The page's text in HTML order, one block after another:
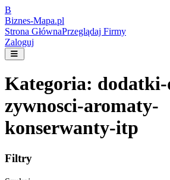
B
Biznes-Mapa.pl
Strona GłównaPrzeglądaj Firmy
Zaloguj
Kategoria:
zywnosci-aromaty-
konserwanty-itp
Filtry